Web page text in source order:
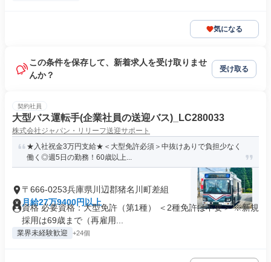
気になる
この条件を保存して、新着求人を受け取りませ
んか？
受け取る
契約社員
大型バス運転手(企業社員の送迎バス)_LC280033
株式会社ジャパン・リリーフ送迎サポート
★入社祝金3万円支給★＜大型免許必須＞中抜けありで負担少なく
働く◎週5日の勤務！60歳以上...
〒666-0253兵庫県川辺郡猪名川町差組
月給27万9400円以上
資格 必要資格：大型免許（第1種） ＜2種免許は不要＞ ※新規
採用は69歳まで（再雇用...
業界未経験歓迎 +24個